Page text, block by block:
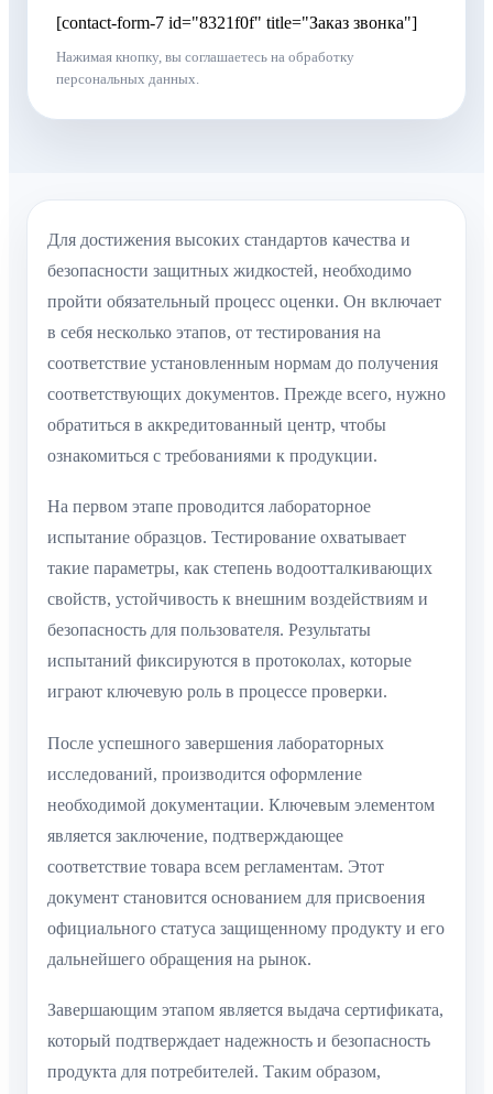
[contact-form-7 id="8321f0f" title="Заказ звонка"]
Нажимая кнопку, вы соглашаетесь на обработку
персональных данных.
Для достижения высоких стандартов качества и
безопасности защитных жидкостей, необходимо
пройти обязательный процесс оценки. Он включает
в себя несколько этапов, от тестирования на
соответствие установленным нормам до получения
соответствующих документов. Прежде всего, нужно
обратиться в аккредитованный центр, чтобы
ознакомиться с требованиями к продукции.
На первом этапе проводится лабораторное
испытание образцов. Тестирование охватывает
такие параметры, как степень водоотталкивающих
свойств, устойчивость к внешним воздействиям и
безопасность для пользователя. Результаты
испытаний фиксируются в протоколах, которые
играют ключевую роль в процессе проверки.
После успешного завершения лабораторных
исследований, производится оформление
необходимой документации. Ключевым элементом
является заключение, подтверждающее
соответствие товара всем регламентам. Этот
документ становится основанием для присвоения
официального статуса защищенному продукту и его
дальнейшего обращения на рынок.
Завершающим этапом является выдача сертификата,
который подтверждает надежность и безопасность
продукта для потребителей. Таким образом,